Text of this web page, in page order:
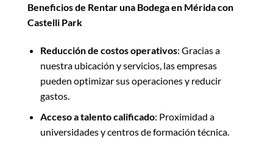
Beneficios de Rentar una Bodega en Mérida con
Castelli Park
Reducción de costos operativos: Gracias a
nuestra ubicación y servicios, las empresas
pueden optimizar sus operaciones y reducir
gastos.
Acceso a talento calificado: Proximidad a
universidades y centros de formación técnica.